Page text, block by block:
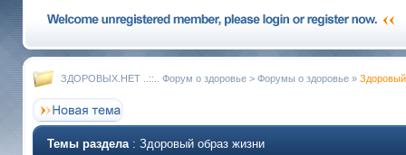
ЗДОРОВЫХ.НЕТ ..::.. Форум о здоровье > Форумы о здоровье »
Темы раздела: Здоровый образ жизни